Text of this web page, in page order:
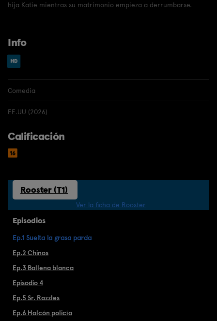
hija Katie mientras su matrimonio empieza a derrumbarse.
Info
Comedia
EE.UU (2026)
Calificación
Rooster (T1)
Ver la ficha de Rooster
Episodios
Ep.1 Suelta la grasa parda
Ep.2 Chinos
Ep.3 Ballena blanca
Episodio 4
Ep.5 Sr. Razzles
Ep.6 Halcón policía